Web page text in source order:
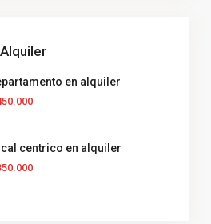
en alquiler
centrico en alquiler